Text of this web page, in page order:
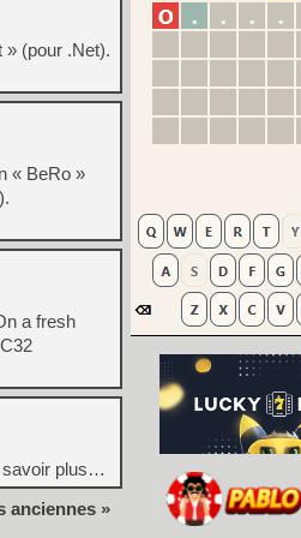
» (pour .Net).
« BeRo »
a fresh
savoir plus…
anciennes »